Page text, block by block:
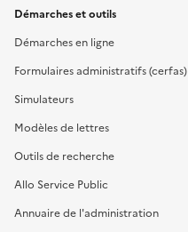
Démarches et outils
Démarches en ligne
Formulaires administratifs (cerfas)
Simulateurs
Modèles de lettres
Outils de recherche
Allo Service Public
Annuaire de l'administration